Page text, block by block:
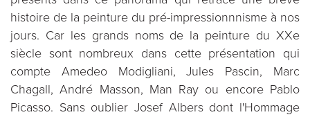
histoire de la peinture du pré-impressionnnisme à nos
jours. Car les grands noms de la peinture du XXe
siècle sont nombreux dans cette présentation qui
compte Amedeo Modigliani, Jules Pascin, Marc
Chagall, André Masson, Man Ray ou encore Pablo
Picasso. Sans oublier Josef Albers dont l'Hommage